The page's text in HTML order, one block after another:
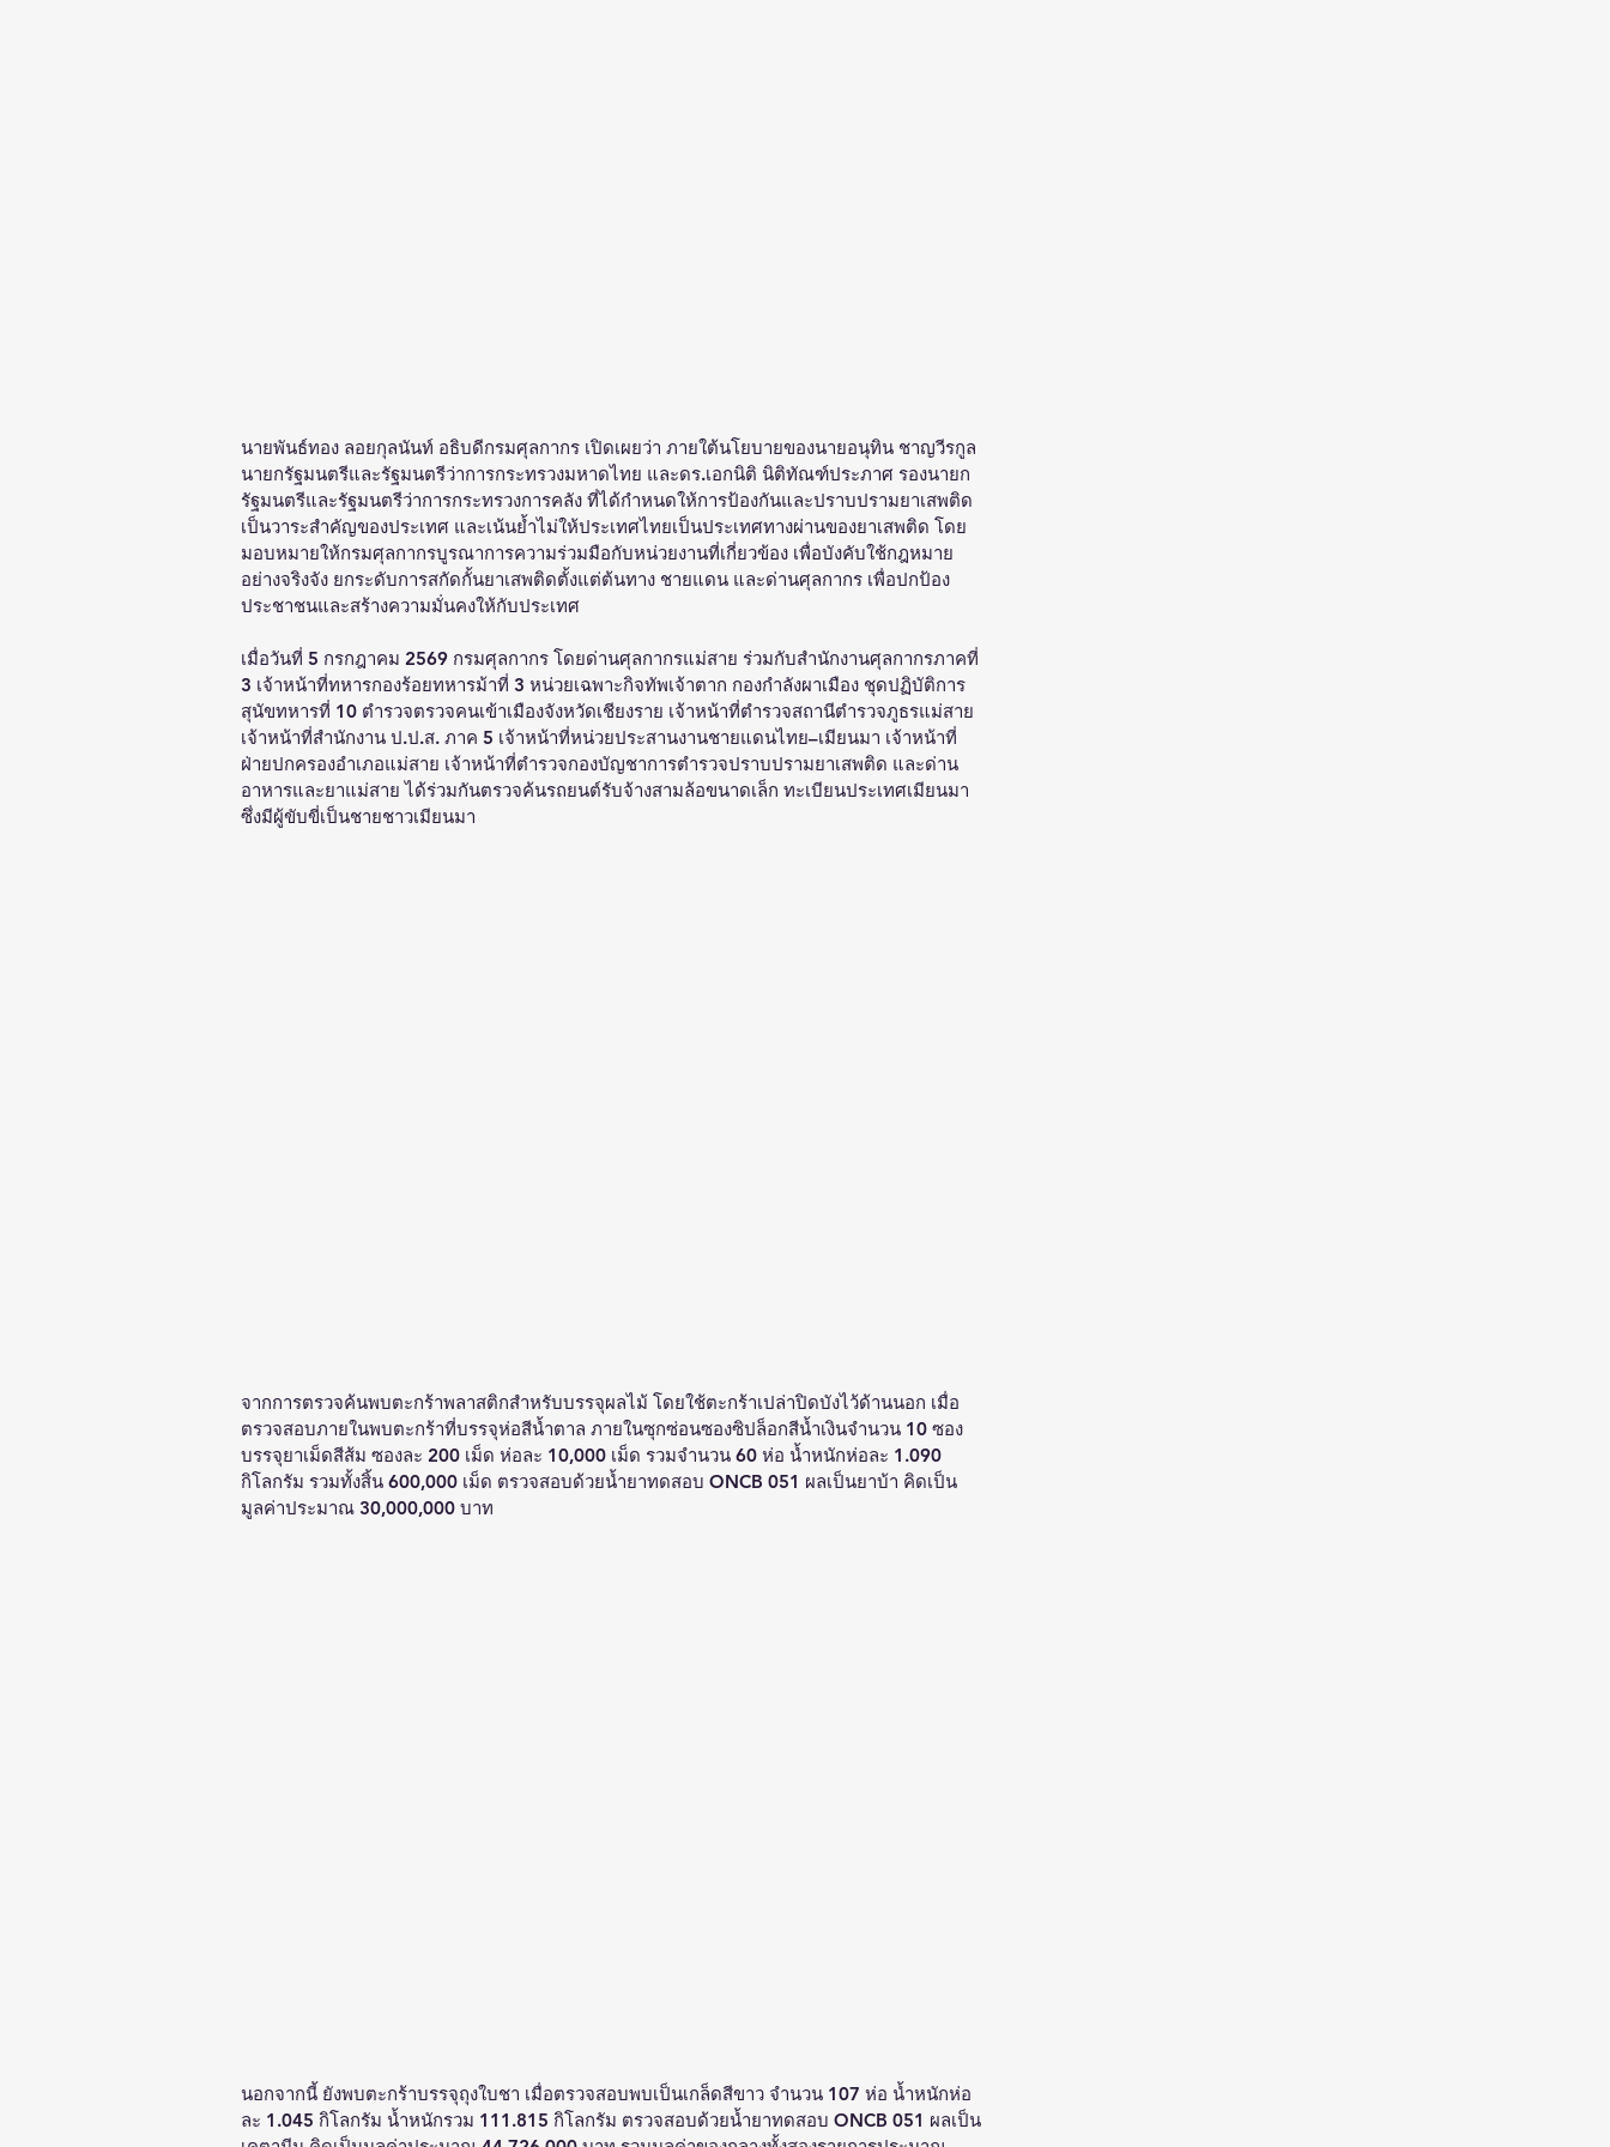
นายพันธ์ทอง ลอยกุลนันท์ อธิบดีกรมศุลกากร เปิดเผยว่า ภายใต้นโยบายของนายอนุทิน ชาญวีรกูล
นายกรัฐมนตรีและรัฐมนตรีว่าการกระทรวงมหาดไทย และดร.เอกนิติ นิติทัณฑ์ประภาศ รองนายก
รัฐมนตรีและรัฐมนตรีว่าการกระทรวงการคลัง ที่ได้กำหนดให้การป้องกันและปราบปรามยาเสพติด
เป็นวาระสำคัญของประเทศ และเน้นย้ำไม่ให้ประเทศไทยเป็นประเทศทางผ่านของยาเสพติด โดย
มอบหมายให้กรมศุลกากรบูรณาการความร่วมมือกับหน่วยงานที่เกี่ยวข้อง เพื่อบังคับใช้กฎหมาย
อย่างจริงจัง ยกระดับการสกัดกั้นยาเสพติดตั้งแต่ต้นทาง ชายแดน และด่านศุลกากร เพื่อปกป้อง
ประชาชนและสร้างความมั่นคงให้กับประเทศ
เมื่อวันที่ 5 กรกฎาคม 2569 กรมศุลกากร โดยด่านศุลกากรแม่สาย ร่วมกับสำนักงานศุลกากรภาคที่
3 เจ้าหน้าที่ทหารกองร้อยทหารม้าที่ 3 หน่วยเฉพาะกิจทัพเจ้าตาก กองกำลังผาเมือง ชุดปฏิบัติการ
สุนัขทหารที่ 10 ตำรวจตรวจคนเข้าเมืองจังหวัดเชียงราย เจ้าหน้าที่ตำรวจสถานีตำรวจภูธรแม่สาย
เจ้าหน้าที่สำนักงาน ป.ป.ส. ภาค 5 เจ้าหน้าที่หน่วยประสานงานชายแดนไทย–เมียนมา เจ้าหน้าที่
ฝ่ายปกครองอำเภอแม่สาย เจ้าหน้าที่ตำรวจกองบัญชาการตำรวจปราบปรามยาเสพติด และด่าน
อาหารและยาแม่สาย ได้ร่วมกันตรวจค้นรถยนต์รับจ้างสามล้อขนาดเล็ก ทะเบียนประเทศเมียนมา
ซึ่งมีผู้ขับขี่เป็นชายชาวเมียนมา
จากการตรวจค้นพบตะกร้าพลาสติกสำหรับบรรจุผลไม้ โดยใช้ตะกร้าเปล่าปิดบังไว้ด้านนอก เมื่อ
ตรวจสอบภายในพบตะกร้าที่บรรจุห่อสีน้ำตาล ภายในซุกซ่อนซองซิปล็อกสีน้ำเงินจำนวน 10 ซอง
บรรจุยาเม็ดสีส้ม ซองละ 200 เม็ด ห่อละ 10,000 เม็ด รวมจำนวน 60 ห่อ น้ำหนักห่อละ 1.090
กิโลกรัม รวมทั้งสิ้น 600,000 เม็ด ตรวจสอบด้วยน้ำยาทดสอบ ONCB 051 ผลเป็นยาบ้า คิดเป็น
มูลค่าประมาณ 30,000,000 บาท
นอกจากนี้ ยังพบตะกร้าบรรจุถุงใบชา เมื่อตรวจสอบพบเป็นเกล็ดสีขาว จำนวน 107 ห่อ น้ำหนักห่อ
ละ 1.045 กิโลกรัม น้ำหนักรวม 111.815 กิโลกรัม ตรวจสอบด้วยน้ำยาทดสอบ ONCB 051 ผลเป็น